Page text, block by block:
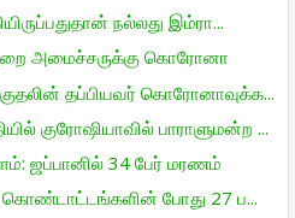
நல்லது இம்ரா...
அமைச்சருக்கு கொரோனா
தப்பியவர் கொரோனாவுக்க...
குரோஷியாவில் பாராளுமன்ற ...
ஜப்பானில் 34 பேர் மரணம்
கொண்டாட்டங்களின் போது 27 ப...